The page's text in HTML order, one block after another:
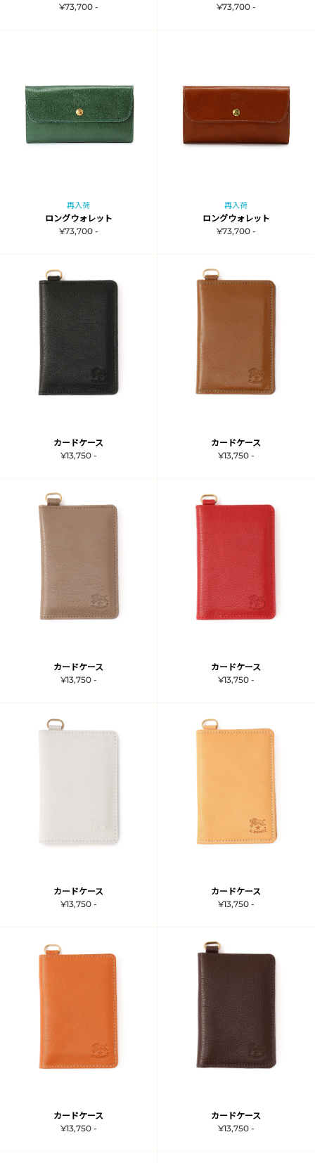
¥73,700 -
¥73,700 -
再入荷
ロングウォレット
¥73,700 -
再入荷
ロングウォレット
¥73,700 -
カードケース
¥13,750 -
カードケース
¥13,750 -
カードケース
¥13,750 -
カードケース
¥13,750 -
カードケース
¥13,750 -
カードケース
¥13,750 -
カードケース
¥13,750 -
カードケース
¥13,750 -